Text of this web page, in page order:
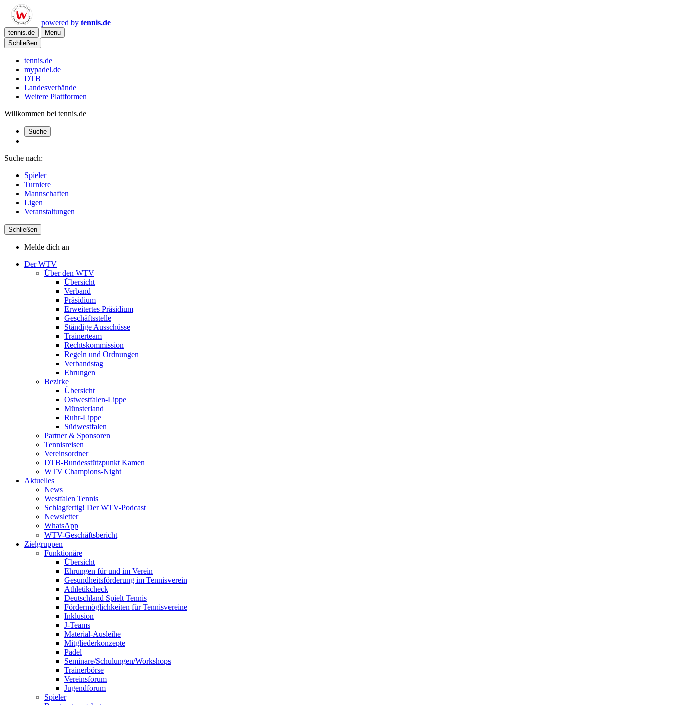
powered by tennis.de
tennis.de
Menu
Schließen
tennis.de
mypadel.de
DTB
Landesverbände
Weitere Plattformen
Willkommen bei tennis.de
Suche
Suche nach:
Spieler
Turniere
Mannschaften
Ligen
Veranstaltungen
Schließen
Melde dich an
Der WTV
Über den WTV
Übersicht
Verband
Präsidium
Erweitertes Präsidium
Geschäftsstelle
Ständige Ausschüsse
Trainerteam
Rechtskommission
Regeln und Ordnungen
Verbandstag
Ehrungen
Bezirke
Übersicht
Ostwestfalen-Lippe
Münsterland
Ruhr-Lippe
Südwestfalen
Partner & Sponsoren
Tennisreisen
Vereinsordner
DTB-Bundesstützpunkt Kamen
WTV Champions-Night
Aktuelles
News
Westfalen Tennis
Schlagfertig! Der WTV-Podcast
Newsletter
WhatsApp
WTV-Geschäftsbericht
Zielgruppen
Funktionäre
Übersicht
Ehrungen für und im Verein
Gesundheitsförderung im Tennisverein
Athletikcheck
Deutschland Spielt Tennis
Fördermöglichkeiten für Tennisvereine
Inklusion
J-Teams
Material-Ausleihe
Mitgliederkonzepte
Padel
Seminare/Schulungen/Workshops
Trainerbörse
Vereinsforum
Jugendforum
Spieler